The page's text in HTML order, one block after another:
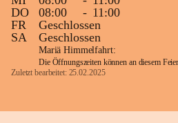
DO
08:00 - 11:00
FR
Geschlossen
SA
Geschlossen
Mariä Himmelfahrt:
Die Öffnungszeiten können an diesem
Zuletzt bearbeitet: 25.02.2025